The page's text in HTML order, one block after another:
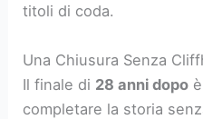
titoli di coda.
Una Chiusura Senza
Il finale di 28 anni dopo
completare la storia